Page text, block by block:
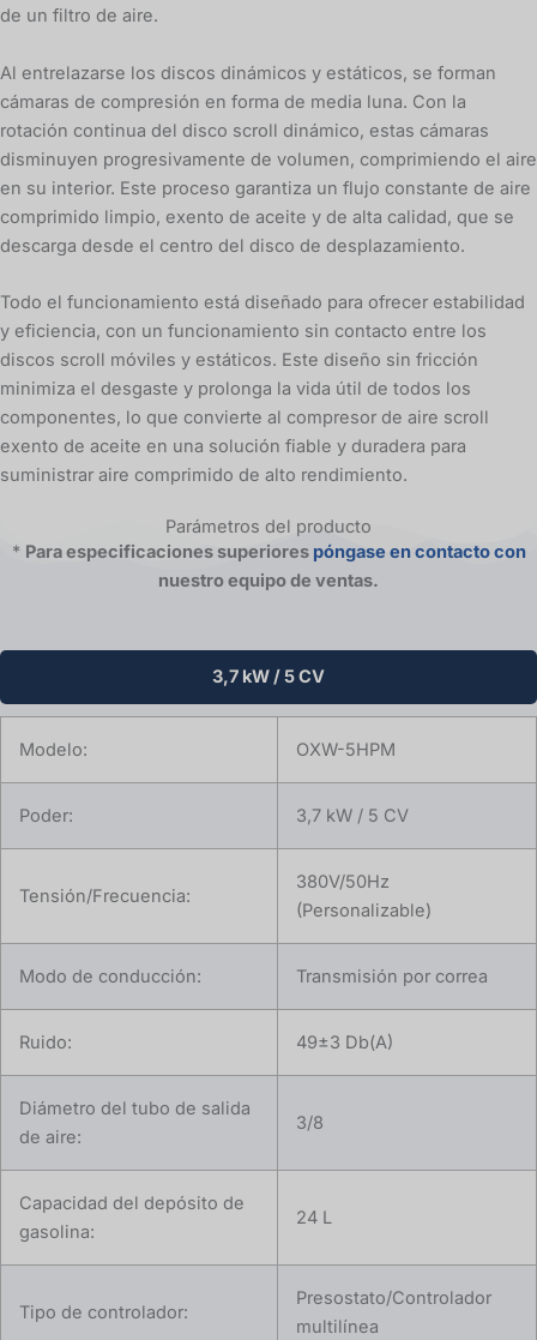
de un filtro de aire.
Al entrelazarse los discos dinámicos y estáticos, se forman
cámaras de compresión en forma de media luna. Con la
rotación continua del disco scroll dinámico, estas cámaras
disminuyen progresivamente de volumen, comprimiendo el aire
en su interior. Este proceso garantiza un flujo constante de aire
comprimido limpio, exento de aceite y de alta calidad, que se
descarga desde el centro del disco de desplazamiento.
Todo el funcionamiento está diseñado para ofrecer estabilidad
y eficiencia, con un funcionamiento sin contacto entre los
discos scroll móviles y estáticos. Este diseño sin fricción
minimiza el desgaste y prolonga la vida útil de todos los
componentes, lo que convierte al compresor de aire scroll
exento de aceite en una solución fiable y duradera para
suministrar aire comprimido de alto rendimiento.
Parámetros del producto
* Para especificaciones superiores póngase en contacto con
nuestro equipo de ventas.
3,7 kW / 5 CV
Modelo: OXW-5HPM
Poder: 3,7 kW / 5 CV
Tensión/Frecuencia:
380V/50Hz
(Personalizable)
Modo de conducción: Transmisión por correa
Ruido: 49±3 Db(A)
Diámetro del tubo de salida
de aire:
3/8
Capacidad del depósito de
gasolina:
24 L
Tipo de controlador:
Presostato/Controlador
multilínea